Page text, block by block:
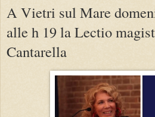
A Vietri sul Mare
alle h 19 la Lectio
Cantarella